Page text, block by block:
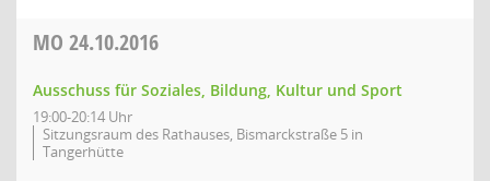
MO 24.10.2016
Ausschuss für Soziales, Bildung, Kultur und Sport
19:00-20:14 Uhr
Sitzungsraum des Rathauses, Bismarckstraße 5 in
Tangerhütte